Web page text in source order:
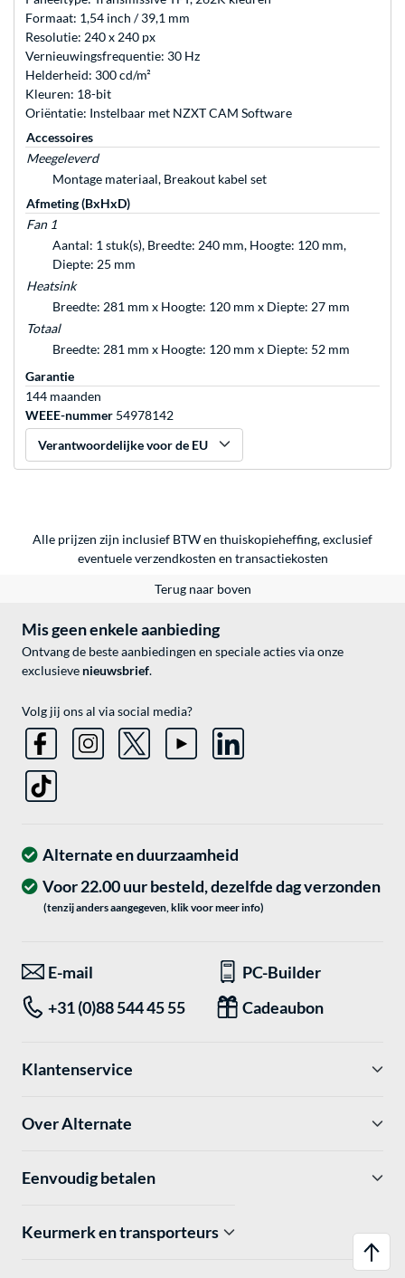
Formaat: 1,54 inch / 39,1 mm
Resolutie: 240 x 240 px
Vernieuwingsfrequentie: 30 Hz
Helderheid: 300 cd/m²
Kleuren: 18-bit
Oriëntatie: Instelbaar met NZXT CAM Software
Accessoires
Meegeleverd
Montage materiaal, Breakout kabel set
Afmeting (BxHxD)
Fan 1
Aantal: 1 stuk(s), Breedte: 240 mm, Hoogte: 120 mm,
Diepte: 25 mm
Heatsink
Breedte: 281 mm x Hoogte: 120 mm x Diepte: 27 mm
Totaal
Breedte: 281 mm x Hoogte: 120 mm x Diepte: 52 mm
Garantie
144 maanden
WEEE-nummer 54978142
Verantwoordelijke voor de EU
Alle prijzen zijn inclusief BTW en thuiskopieheffing, exclusief
eventueleverzendkosten en transactiekosten
Terug naar boven
Mis geen enkele aanbieding
Ontvang de beste aanbiedingen en speciale acties via onze
exclusieve nieuwsbrief.
Volg jij ons al via social media?
Alternate en duurzaamheid
Voor 22.00 uur besteld, dezelfde dag verzonden
(tenzij anders aangegeven, klik voor meer info)
E-mail
PC-Builder
+31 (0)88 544 45 55
Cadeaubon
Klantenservice
Over Alternate
Eenvoudig betalen
Keurmerk en transporteurs